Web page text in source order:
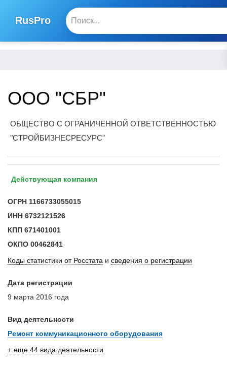
RusPro
ООО "СБР"
ОБЩЕСТВО С ОГРАНИЧЕННОЙ ОТВЕТСТВЕННОСТЬЮ
"СТРОЙБИЗНЕСРЕСУРС"
Действующая компания
ОГРН 1166733055015
ИНН 6732121526
КПП 671401001
ОКПО 00462841
Коды статистики от Росстата и сведения о регистрации
Дата регистрации
9 марта 2016 года
Вид деятельности
Ремонт коммуникационного оборудования
+ еще 44 вида деятельности